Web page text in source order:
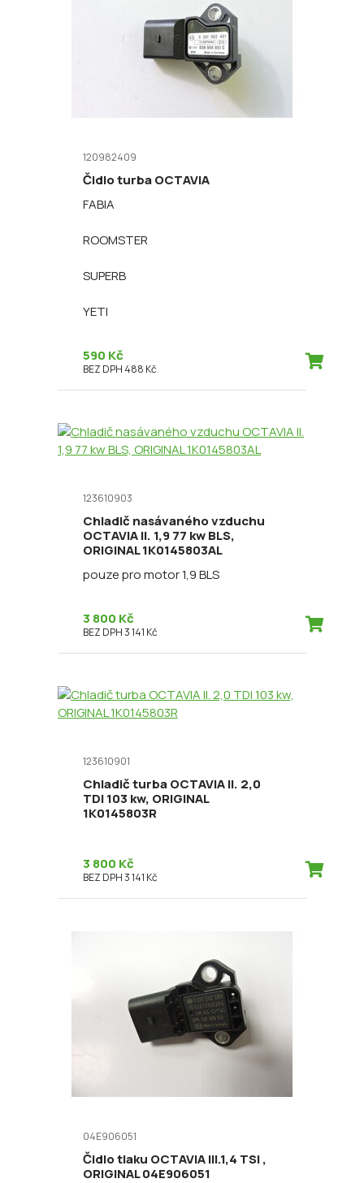
120982409
Čidlo turba OCTAVIA
FABIA
ROOMSTER
SUPERB
YETI
590 Kč
BEZ DPH 488 Kč
123610903
Chladič nasávaného vzduchu
OCTAVIA II. 1,9 77 kw BLS,
ORIGINAL 1K0145803AL
pouze pro motor 1,9 BLS
3 800 Kč
BEZ DPH 3 141 Kč
123610901
Chladič turba OCTAVIA II. 2,0
TDI 103 kw, ORIGINAL
1K0145803R
3 800 Kč
BEZ DPH 3 141 Kč
04E906051
Čidlo tlaku OCTAVIA III.1,4 TSI ,
ORIGINAL 04E906051